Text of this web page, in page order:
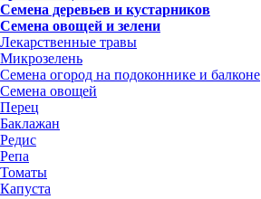
Семена деревьев и кустарников
Семена овощей и зелени
Лекарственные травы
Микрозелень
Семена огород на подоконнике и балконе
Семена овощей
Перец
Баклажан
Редис
Репа
Томаты
Капуста